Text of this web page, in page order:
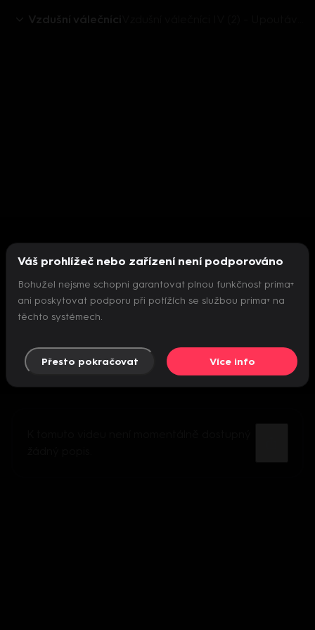
Vzdušní válečníci
Nepodařilo se inicializovat přehrávač
Váš prohlížeč nebo zařízení není podporováno
Bohužel nejsme schopni garantovat plnou funkčnost prima+
ani poskytovat podporu při potížích se službou prima+ na
těchto systémech.
Přesto pokračovat Více info